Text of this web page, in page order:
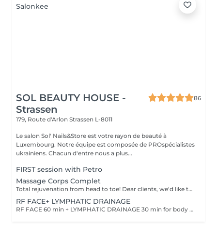
SOL BEAUTY HOUSE -
Strassen
86
179, Route d'Arlon Strassen L-8011
Le salon Sol' Nails&Store est votre rayon de beauté à
Luxembourg. Notre équipe est composée de PROspécialistes
ukrainiens. Chacun d'entre nous a plus...
FIRST session with Petro
Massage Corps Complet
Total rejuvenation from head to toe! Dear clients, we'd like to draw your attention to the fact that the actual massage time is indicated in parentheses next to the name of the massage. The duration list on the website includes time for room and client preparation. We strive to provide you with the highest quality and comfort. Thank you for your understanding. WHAT IS FULL BODY MASSAGE? It's a comprehensive massage that targets all major muscle groups, relieving stress, tension, and fatigue throughout the entire body. Using a combination of techniques, this treatment boosts circulation, relaxes the nervous system, and restores your natural energy balance. Ideal for those needing a full reset for both body and mind.
RF FACE+ LYMPHATIC DRAINAGE
RF FACE 60 min + LYMPHATIC DRAINAGE 30 min for body Your face lifts. Your body drains. Two systems working together to provide the full experience.